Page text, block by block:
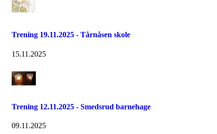
Trening 19.11.2025 - Tårnåsen skole
15.11.2025
Trening 12.11.2025 - Smedsrud barnehage
09.11.2025